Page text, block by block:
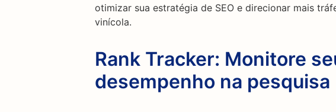
otimizar sua estratégia de SEO e direcionar mais
vinícola.
Rank Tracker: Monitore
desempenho na pesquisa